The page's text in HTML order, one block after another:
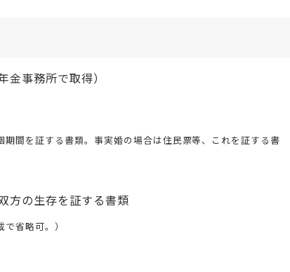
事務所で取得）
期間を証する書類。事実婚の場合は住民票等、これを証する書
方の生存を証する書類
省略可。）